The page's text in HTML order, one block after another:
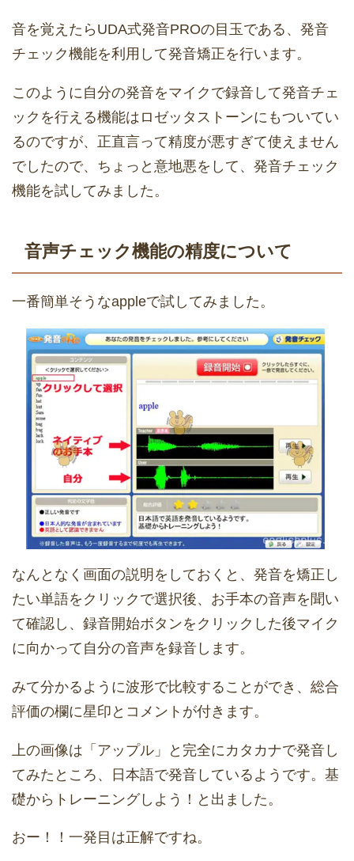
音を覚えたらUDA式発音PROの目玉である、発音
チェック機能を利用して発音矯正を行います。
このように自分の発音をマイクで録音して発音チェ
ックを行える機能はロゼッタストーンにもついてい
るのですが、正直言って精度が悪すぎて使えません
でしたので、ちょっと意地悪をして、発音チェック
機能を試してみました。
音声チェック機能の精度について
一番簡単そうなappleで試してみました。
なんとなく画面の説明をしておくと、発音を矯正し
たい単語をクリックで選択後、お手本の音声を聞い
て確認し、録音開始ボタンをクリックした後マイク
に向かって自分の音声を録音します。
みて分かるように波形で比較することができ、総合
評価の欄に星印とコメントが付きます。
上の画像は「アップル」と完全にカタカナで発音し
てみたところ、日本語で発音しているようです。基
礎からトレーニングしよう！と出ました。
おー！！一発目は正解ですね。